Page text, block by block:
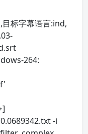
目标字幕语言:ind,
264:
]
-i